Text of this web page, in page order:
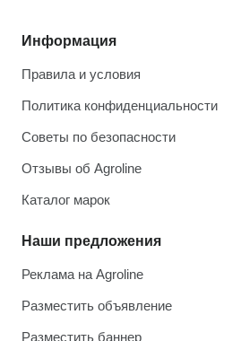
Информация
Правила и условия
Политика конфиденциальности
Советы по безопасности
Отзывы об Agroline
Каталог марок
Наши предложения
Реклама на Agroline
Разместить объявление
Разместить баннер